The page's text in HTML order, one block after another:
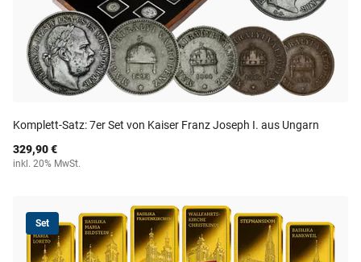
Komplett-Satz: 7er Set von Kaiser Franz Joseph I. aus Ungarn
329,90 €
inkl. 20% MwSt.
Set